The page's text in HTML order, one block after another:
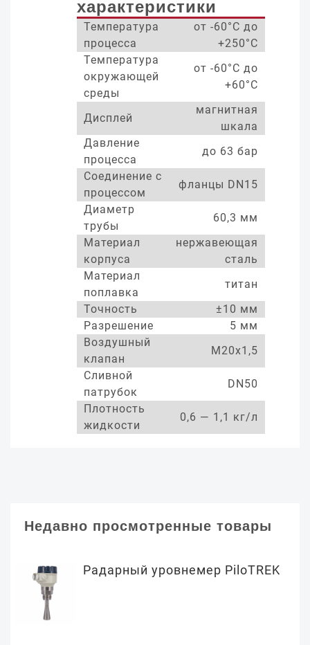
характеристики
Температура
процесса
от -60°С до
+250°С
Температура
окружающей
среды
от -60°С до
+60°С
Дисплей
магнитная
шкала
Давление
процесса
до 63 бар
Соединение с
процессом
фланцы DN15
Диаметр
трубы
60,3 мм
Материал
корпуса
нержавеющая
сталь
Материал
поплавка
титан
Точность
±10 мм
Разрешение
5 мм
Воздушный
клапан
М20х1,5
Сливной
патрубок
DN50
Плотность
жидкости
0,6 — 1,1 кг/л
Недавно просмотренные товары
Радарный уровнемер PiloTREK